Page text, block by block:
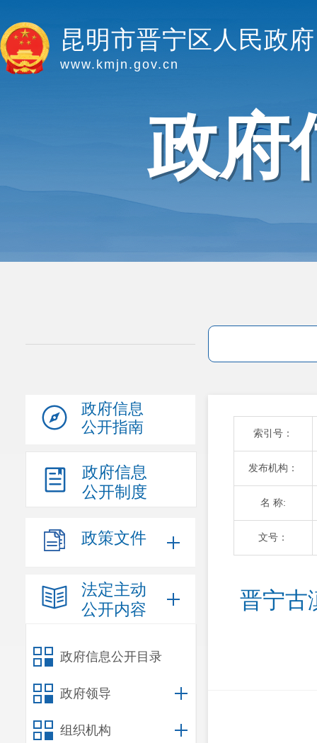
昆明市晋宁区人民政府
www.kmjn.gov.cn
政府
政府信息
公开指南
政府信息
公开制度
政策文件
法定主动
公开内容
政府信息公开目录
政府领导
组织机构
索引号：
发布机构：
名 称:
文号：
晋宁古